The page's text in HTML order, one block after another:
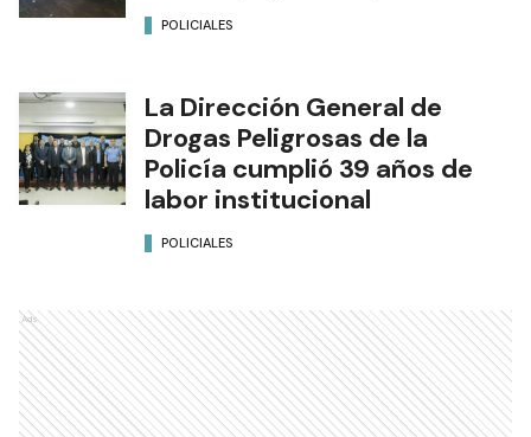
POLICIALES
La Dirección General de
Drogas Peligrosas de la
Policía cumplió 39 años de
labor institucional
POLICIALES
Ads